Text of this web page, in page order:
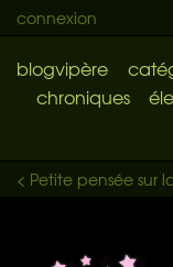
connexion
blogvipère
chroniques
< Petite pensée sur